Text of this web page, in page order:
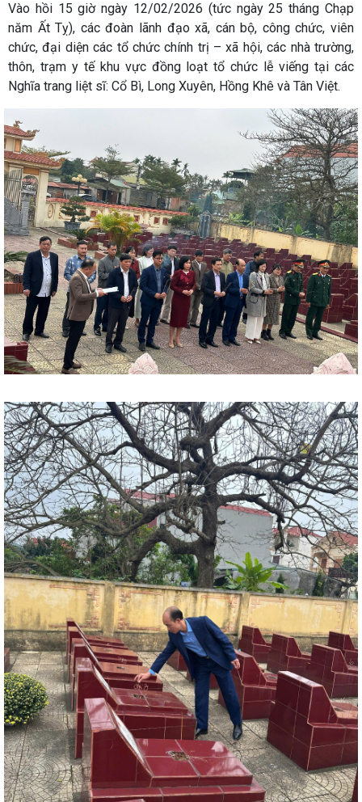
Vào hồi 15 giờ ngày 12/02/2026 (tức ngày 25 tháng Chạp
năm Ất Tỵ), các đoàn lãnh đạo xã, cán bộ, công chức, viên
chức, đại diện các tổ chức chính trị – xã hội, các nhà trường,
thôn, trạm y tế khu vực đồng loạt tổ chức lễ viếng tại các
Nghĩa trang liệt sĩ: Cổ Bì, Long Xuyên, Hồng Khê và Tân Việt.